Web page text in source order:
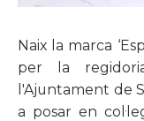
Naix la marca
per la
l'Ajuntament de
a posar en